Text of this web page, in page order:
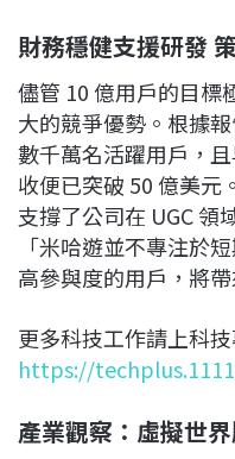
財務穩健支援研發
儘管 10 億用戶的目標
大的競爭優勢。根據
數千萬名活躍用戶，
收便已突破 50 億美元
支撐了公司在 UGC 領
「米哈遊並不專注於
高參與度的用戶，將帶
更多科技工作請上科技
https://
產業觀察：虛擬世